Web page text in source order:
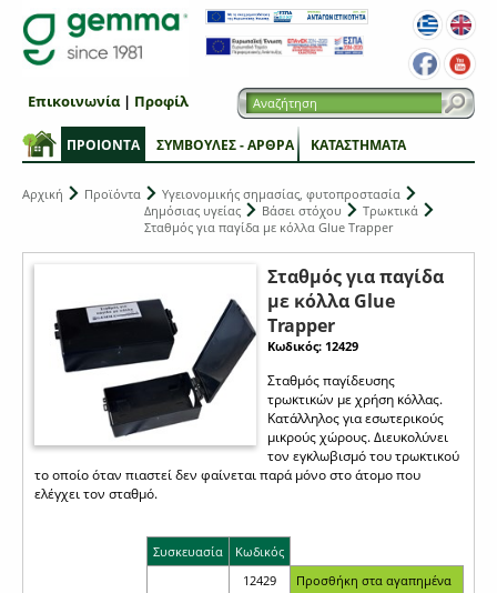
ΠΡΟΙΟΝΤΑ ΣΥΜΒΟΥΛΕΣ - ΑΡΘΡΑ ΚΑΤΑΣΤΗΜΑΤΑ
Επικοινωνία| Προφίλ
Αρχική Προϊόντα
Υγειονομικής σημασίας, φυτοπροστασία
Δημόσιας υγείας
Βάσει στόχου
Τρωκτικά
Σταθμός για παγίδα με κόλλα Glue Trapper
Σταθμός για παγίδα
με κόλλα Glue
Trapper
Κωδικός: 12429
Σταθμός παγίδευσης
τρωκτικών με χρήση κόλλας.
Κατάλληλος για εσωτερικούς
μικρούς χώρους. Διευκολύνει
τον εγκλωβισμό του τρωκτικού
το οποίο όταν πιαστεί δεν φαίνεται παρά μόνο στο άτομο που
ελέγχει τον σταθμό.
Συσκευασία
Κωδικός
12429